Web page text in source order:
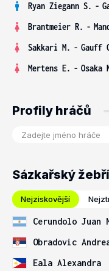
Ryan Ziegann S. -
Brantmeier R. -
Sakkari M. - Gauff
Mertens E. - Osaka
Profily hráčů
Sázkařský
Nejziskovější
Cerundolo Juan
Obradovic
Eala Alexandra